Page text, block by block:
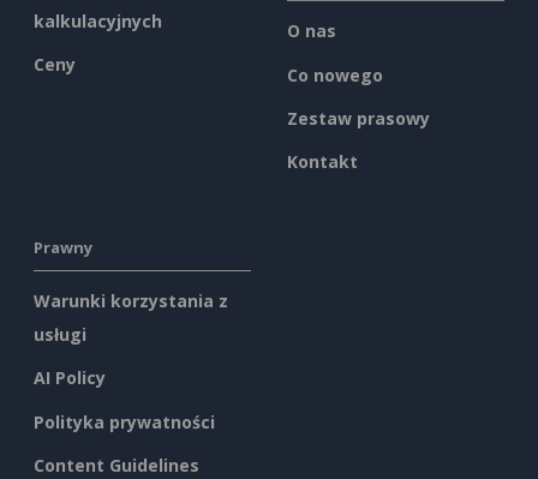
kalkulacyjnych
Ceny
O nas
Co nowego
Zestaw prasowy
Kontakt
Prawny
Warunki korzystania z
usługi
AI Policy
Polityka prywatności
Content Guidelines